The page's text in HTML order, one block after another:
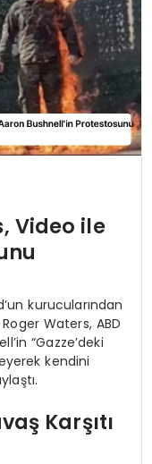
Video ile
kurucularından
Waters, ABD
“Gazze’deki
kendini
Karşıtı